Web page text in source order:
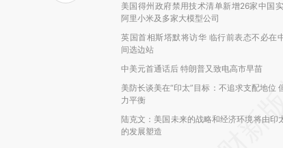
美国得州政府禁用技术清单新增26家中国
阿里小米及多家大模型公司
英国首相斯塔默将访华 临行前表态不必在
间选边站
中美元首通话后 特朗普又致电高市早苗
美防长谈美在“印太”目标：不追求支配地位
力平衡
陆克文：美国未来的战略和经济环境将由印
的发展塑造